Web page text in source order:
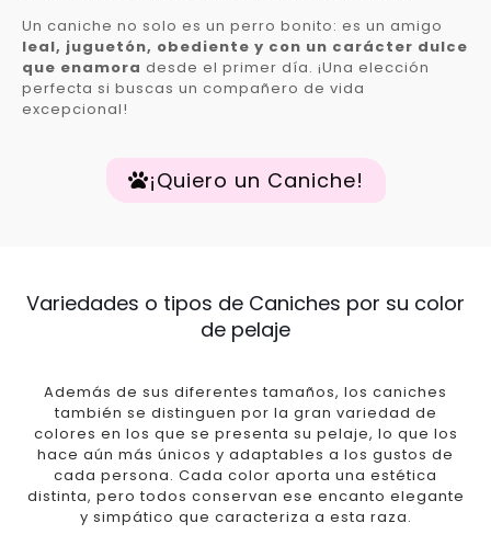
Un caniche no solo es un perro bonito: es un amigo
leal, juguetón, obediente y con un carácter dulce
que enamora desde el primer día. ¡Una elección
perfecta si buscas un compañero de vida
excepcional!
¡Quiero un Caniche!
Variedades o tipos de Caniches por su color
de pelaje
Además de sus diferentes tamaños, los caniches
también se distinguen por la gran variedad de
colores en los que se presenta su pelaje, lo que los
hace aún más únicos y adaptables a los gustos de
cada persona. Cada color aporta una estética
distinta, pero todos conservan ese encanto elegante
y simpático que caracteriza a esta raza.